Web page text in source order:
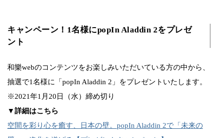
キャンペーン！1名様にpopIn Aladdin 2をプレゼ
ント
和樂webのコンテンツをお楽しみいただいている方の中から、
抽選で1名様に「popIn Aladdin 2」をプレゼントいたします。
※2021年1月20日（水）締め切り
▼詳細はこちら
空間を彩り心を癒す、日本の壁。popIn Aladdin 2で「未来の